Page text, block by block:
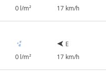
0 l/m²
17 km/h
0 l/m²
E
17 km/h